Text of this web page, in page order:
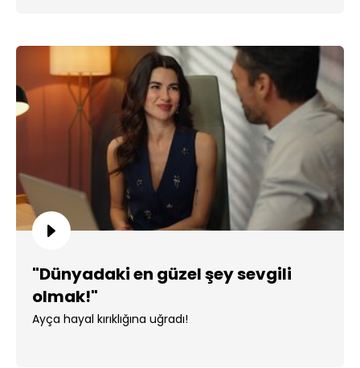
"Dünyadaki en güzel şey sevgili
olmak!"
Ayça hayal kırıklığına uğradı!